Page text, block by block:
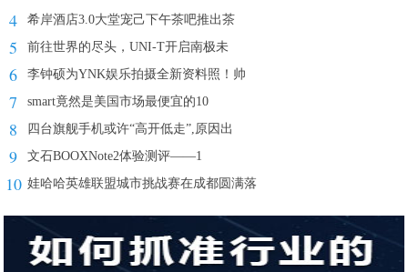
4 希岸酒店3.0大堂宠己下午茶吧推出茶
5 前往世界的尽头，UNI-T开启南极未
6 李钟硕为YNK娱乐拍摄全新资料照！帅
7 smart竟然是美国市场最便宜的10
8 四台旗舰手机或许“高开低走”,原因出
9 文石BOOXNote2体验测评——1
10 娃哈哈英雄联盟城市挑战赛在成都圆满落